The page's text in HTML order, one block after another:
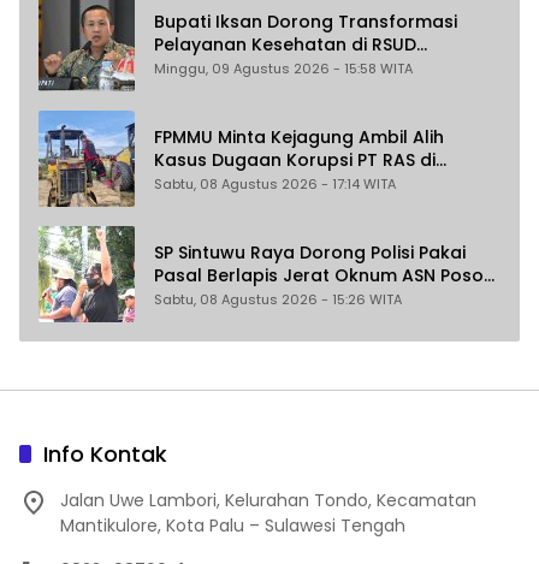
Bupati Iksan Dorong Transformasi
Pelayanan Kesehatan di RSUD
Morowali
Minggu, 09 Agustus 2026 - 15:58 WITA
FPMMU Minta Kejagung Ambil Alih
Kasus Dugaan Korupsi PT RAS di
Morowali Utara
Sabtu, 08 Agustus 2026 - 17:14 WITA
SP Sintuwu Raya Dorong Polisi Pakai
Pasal Berlapis Jerat Oknum ASN Poso
Terlibat Dugaan Pelecehan Seksual
Sabtu, 08 Agustus 2026 - 15:26 WITA
Info Kontak
Jalan Uwe Lambori, Kelurahan Tondo, Kecamatan
Mantikulore, Kota Palu – Sulawesi Tengah